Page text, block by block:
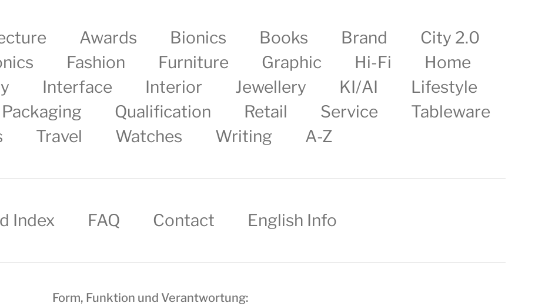
Awards Bionics Books Brand
City 2.0
Fashion Furniture Graphic Hi-Fi
Home
Interface Interior Jewellery KI/AI
Lifestyle
Packaging Qualification Retail Service
Tableware
Travel Watches Writing A-Z
Index FAQ Contact English Info
Form, Funktion und Verantwortung: